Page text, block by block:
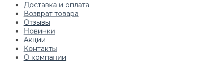
Доставка и оплата
Возврат товара
Отзывы
Новинки
Акции
Контакты
О компании